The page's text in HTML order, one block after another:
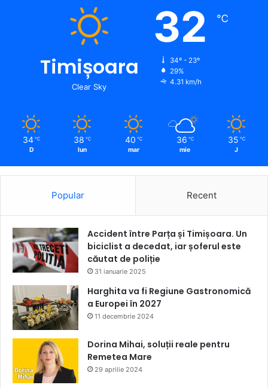
Timișoara
Clear Sky
32 ℃
34º - 23º
29%
4.31 km/h
34 ℃
D
38 ℃
lun
40 ℃
mar
36 ℃
mie
35 ℃
J
Popular Recent
Accident între Parța și Timișoara. Un
biciclist a decedat, iar șoferul este
căutat de poliție
31 ianuarie 2025
Harghita va fi Regiune Gastronomică
a Europei în 2027
11 decembrie 2024
Dorina Mihai, soluții reale pentru
Remetea Mare
29 aprilie 2024